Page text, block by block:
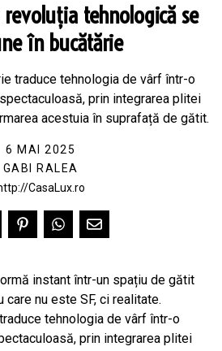
tehnologică se
în bucătărie
traduce tehnologia de vârf într-o
prin integrarea plitei
acestuia în suprafață de gătit.
6 MAI 2025
GABI RALEA
CasaLux.ro
instant într-un spațiu de gătit
nu este SF, ci realitate.
tehnologia de vârf într-o
prin integrarea plitei